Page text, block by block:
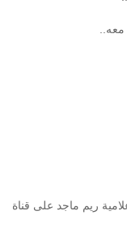
ريم ماجد على قناة